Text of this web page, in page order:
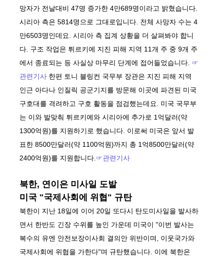
망자가 전날대비 47명 증가한 4만689명이라고 밝혔습니다.
시리아 측은 5814명으로 그대로입니다. 전체 사망자 수는 4
만6503명인데요. 시리아 측 집계 상황을 더 살펴봐야 합니
다. 구조 작업은 튀르키예 지진 피해 지역 11개 주 중 9개 주
에서 종료되는 등 사실상 마무리 단계에 접어들었습니다. ☞
관련기사 한편 토니 블링컨 국무부 장관은 지진 피해 지역
인근 아다나 인질릭 공군기지를 방문해 이곳에 파견된 미국
구호대를 격려하고 구호 활동을 점검했는데요. 미국 국무부
는 이와 발맞춰 튀르키예와 시리아에 추가로 1억달러(약
1300억원)를 지원하기로 했습니다. 이로써 미국은 앞서 발
표한 8500만달러(약 1100억원)까지 총 1억8500만달러(약
2400억원)를 지원합니다. ☞관련기사
북한, 연이은 미사일 도발
미국 "국제사회에 위협" 규탄
북한이 지난 18일에 이어 20일 또다시 탄도미사일을 발사하
면서 한반도 긴장 수위를 높인 가운데 미국이 "이번 발사는
복수의 유엔 안전보장이사회 결의안 위반이며, 이웃국가와
국제사회에 위협을 가한다"며 규탄했습니다. 이에 북한은